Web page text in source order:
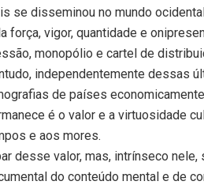
se disseminou no mundo
força, vigor, quantidade e
monopólio e cartel de
independentemente dessas
de países
é o valor e a virtuosidade
e aos mores.
desse valor, mas, intrínseco
do conteúdo mental e de